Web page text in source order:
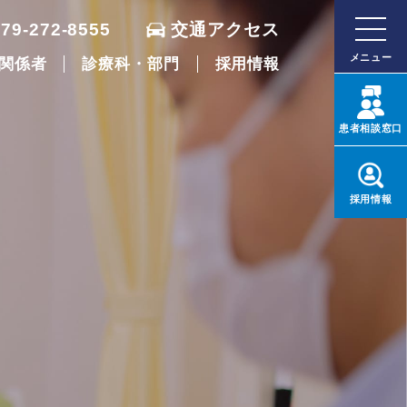
272-8555 交通アクセス
係者 診療科・部門 採用情報 メニュー
患者相談窓口
採用情報